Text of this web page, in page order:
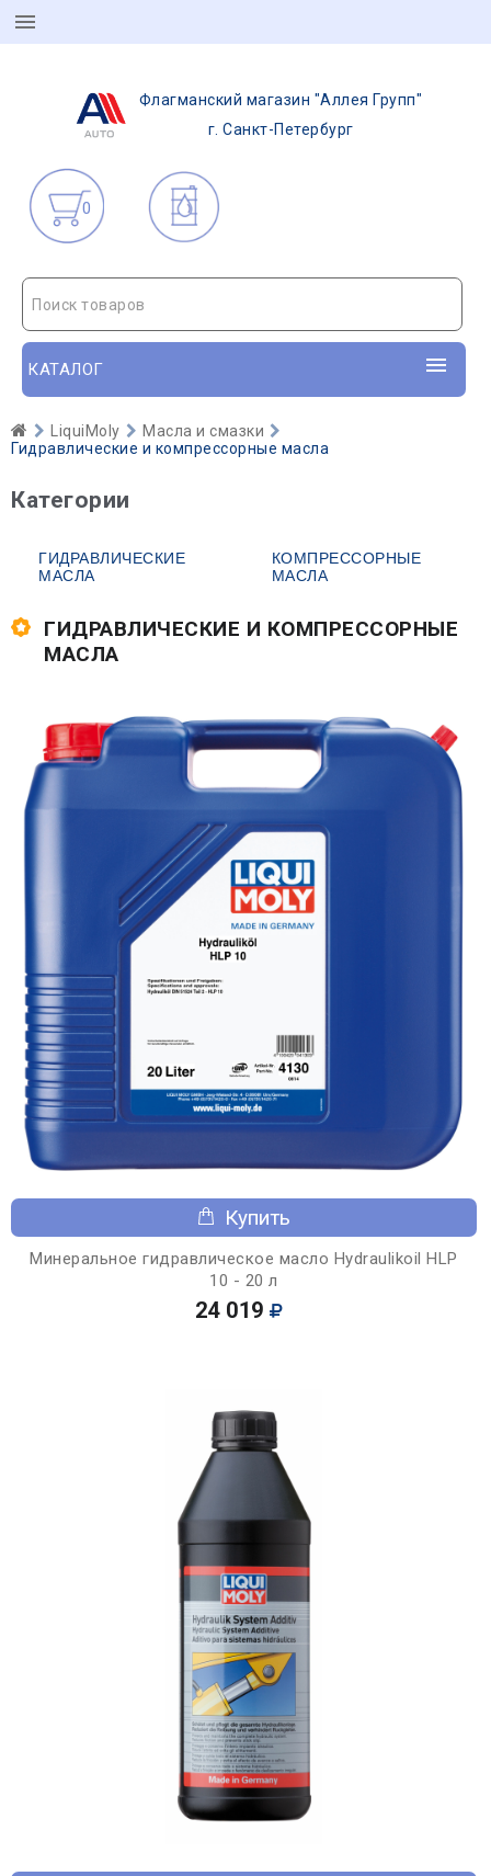
Флагманский магазин "Аллея Групп"
г. Санкт-Петербург
0
Поиск товаров
КАТАЛОГ
LiquiMoly
Масла и смазки
Гидравлические и компрессорные масла
Категории
ГИДРАВЛИЧЕСКИЕ
МАСЛА
КОМПРЕССОРНЫЕ
МАСЛА
ГИДРАВЛИЧЕСКИЕ И КОМПРЕССОРНЫЕ
МАСЛА
Купить
Минеральное гидравлическое масло Hydraulikoil HLP
10 - 20 л
24 019